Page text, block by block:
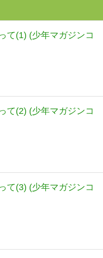
て(1) (少年マガジンコ
て(2) (少年マガジンコ
て(3) (少年マガジンコ